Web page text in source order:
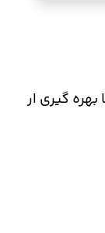
بهره گیری ار